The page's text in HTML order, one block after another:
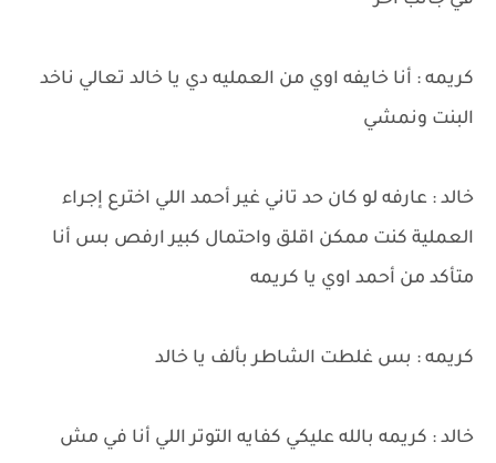
كريمه : أنا خايفه اوي من العمليه دي يا خالد تعالي ناخد
البنت ونمشي
خالد : عارفه لو كان حد تاني غير أحمد اللي اخترع إجراء
العملية كنت ممكن اقلق واحتمال كبير ارفص بس أنا
متأكد من أحمد اوي يا كريمه
كريمه : بس غلطت الشاطر بألف يا خالد
خالد : كريمه بالله عليكي كفايه التوتر اللي أنا في مش